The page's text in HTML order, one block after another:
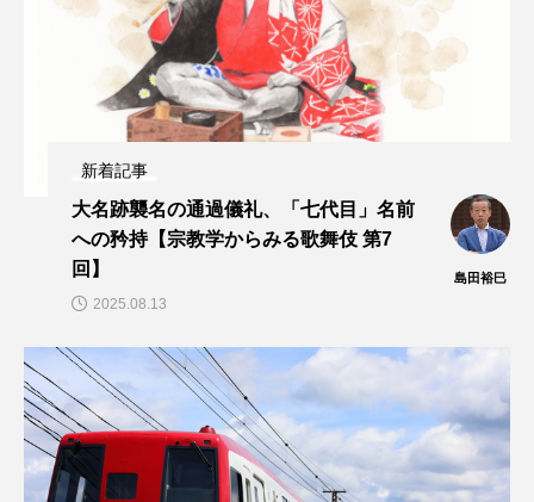
新着記事
大名跡襲名の通過儀礼、「七代目」名前
への矜持【宗教学からみる歌舞伎 第7
回】
島田裕巳
2025.08.13